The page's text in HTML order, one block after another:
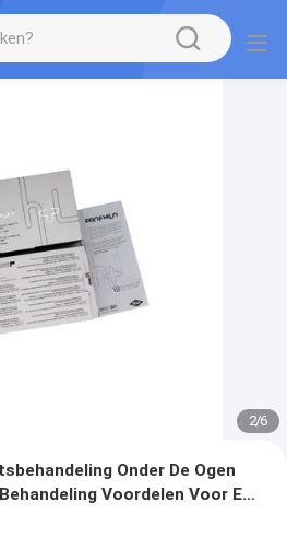
2/6
Onder De Ogen
Voordelen Voor En